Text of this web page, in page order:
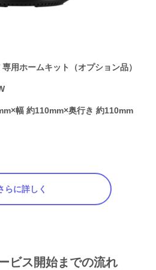
用ホームキット（オプション品）
幅 約110mm×奥行き 約110mm
らに詳しく
ビス開始までの流れ